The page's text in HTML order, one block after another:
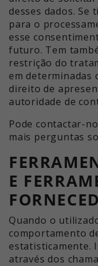
desses dados.
para o
esse
futuro. Tem
restrição do
em determinadas
direito de
autoridade de
Pode contactar-
mais perguntas
E
Quando o
comportamento
estatisticamente.
através dos